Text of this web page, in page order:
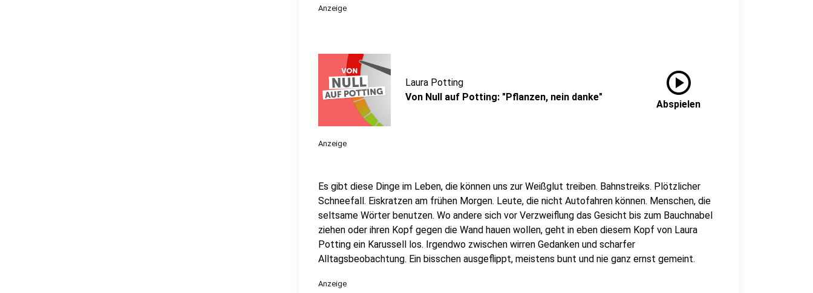
Anzeige
Laura Potting
Von Null auf Potting: "Pflanzen, nein danke"
play_circle
Abspielen
Anzeige
Es gibt diese Dinge im Leben, die können uns zur Weißglut treiben. Bahnstreiks. Plötzlicher
Schneefall. Eiskratzen am frühen Morgen. Leute, die nicht Autofahren können. Menschen, die
seltsame Wörter benutzen. Wo andere sich vor Verzweiflung das Gesicht bis zum Bauchnabel
ziehen oder ihren Kopf gegen die Wand hauen wollen, geht in eben diesem Kopf von Laura
Potting ein Karussell los. Irgendwo zwischen wirren Gedanken und scharfer
Alltagsbeobachtung. Ein bisschen ausgeflippt, meistens bunt und nie ganz ernst gemeint.
Anzeige